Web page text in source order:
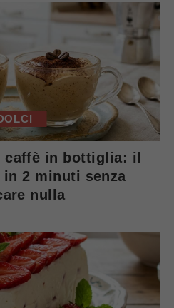
caffè in bottiglia: il
2 minuti senza
nulla